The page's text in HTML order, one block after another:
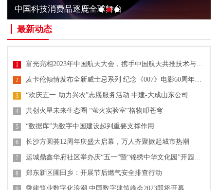
中国科技消费品逐鹿全球舞台
最新动态
1
2
3 “欢庆五一·助力兴农”志愿服务活动 中建-大成山东公司
4 共创火星未来生态圈 “萤火实验室”格物叩苍穹
5 “数据库”为数字中国建设起到重要支撑作用
6 长沙方圆荟12周年庆盛大启幕，万人齐聚掀起城市热潮
7
8 郑东新区圃田乡：开展节后燃气安全排查行动
乘建筑业数字化浪潮 中国数字建筑峰会2023即将开幕